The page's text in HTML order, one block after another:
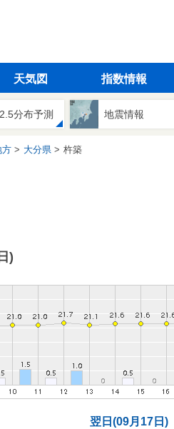
天気図 指数情報
分布予測 地震情報
方 大分県 杵築
)
翌日(09月17日)